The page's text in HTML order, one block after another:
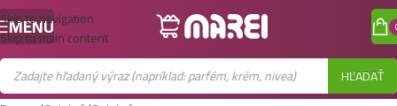
Skip to navigation
Skip to main content
MENU
HĽADAŤ